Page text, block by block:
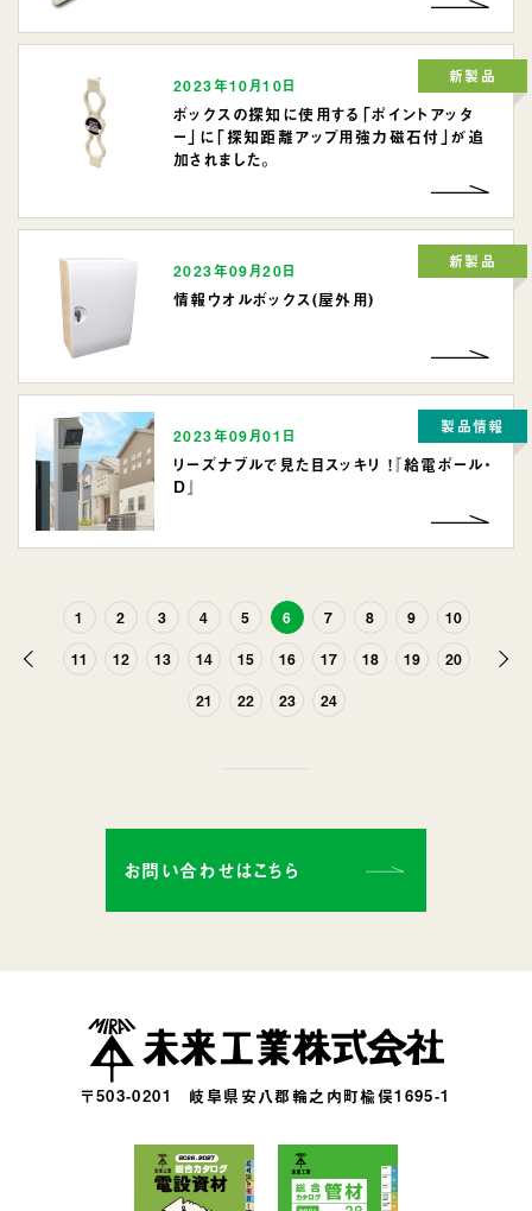
2023年10月10日
ボックスの探知に使用する「ポイントアッタ
ー」に「探知距離アップ用強力磁石付」が追
加されました。
新製品
2023年09月20日
情報ウオルボックス(屋外用)
新製品
2023年09月01日
リーズナブルで見た目スッキリ ！『給電ポール・
D』
製品情報
前
1 2 3 4 5 6 7 8 9
10
11
12 13 14 15 16 17 18 19
20
21
22 23 24
次
お問い合わせはこちら
〒503-0201 岐阜県安八郡輪之内町楡俣1695-1